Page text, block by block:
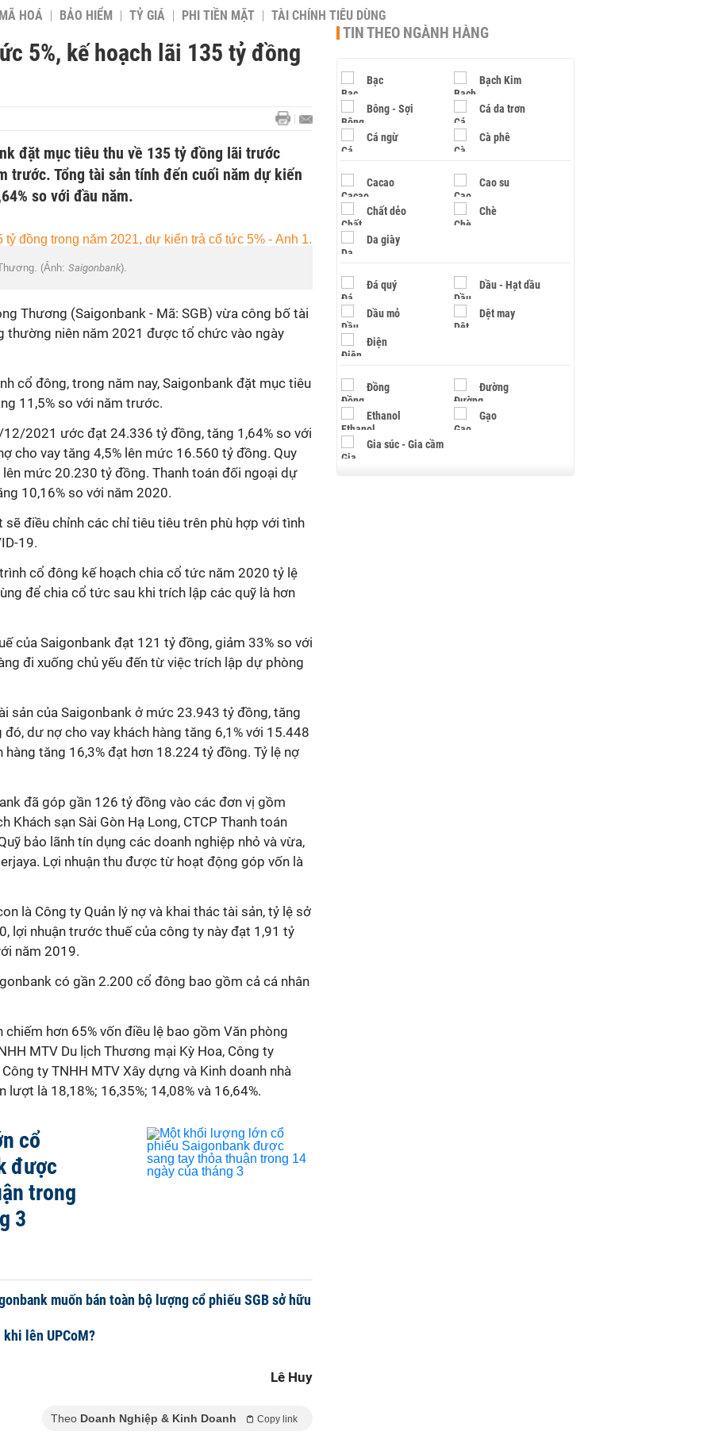
HOÁ BẢO HIỂM TỶ GIÁ PHI TIỀN MẶT TÀI CHÍNH TIÊU DÙNG
5%, kế hoạch lãi 135 tỷ đồng
đặt mục tiêu thu về 135 tỷ đồng lãi trước
trước. Tổng tài sản tính đến cuối năm dự kiến
so với đầu năm.
(Ảnh: Saigonbank).
Thương (Saigonbank - Mã: SGB) vừa công bố tài
thường niên năm 2021 được tổ chức vào ngày
cổ đông, trong năm nay, Saigonbank đặt mục tiêu
11,5% so với năm trước.
2021 ước đạt 24.336 tỷ đồng, tăng 1,64% so với
cho vay tăng 4,5% lên mức 16.560 tỷ đồng. Quy
lên mức 20.230 tỷ đồng. Thanh toán đối ngoại dự
10,16% so với năm 2020.
sẽ điều chỉnh các chỉ tiêu tiêu trên phù hợp với tình
19.
cổ đông kế hoạch chia cổ tức năm 2020 tỷ lệ
để chia cổ tức sau khi trích lập các quỹ là hơn
của Saigonbank đạt 121 tỷ đồng, giảm 33% so với
đi xuống chủ yếu đến từ việc trích lập dự phòng
sản của Saigonbank ở mức 23.943 tỷ đồng, tăng
đó, dư nợ cho vay khách hàng tăng 6,1% với 15.448
tăng 16,3% đạt hơn 18.224 tỷ đồng. Tỷ lệ nợ
đã góp gần 126 tỷ đồng vào các đơn vị gồm
Khách sạn Sài Gòn Hạ Long, CTCP Thanh toán
bảo lãnh tín dụng các doanh nghiệp nhỏ và vừa,
Lợi nhuận thu được từ hoạt động góp vốn là
là Công ty Quản lý nợ và khai thác tài sản, tỷ lệ sở
lợi nhuận trước thuế của công ty này đạt 1,91 tỷ
năm 2019.
có gần 2.200 cổ đông bao gồm cả cá nhân
hơn 65% vốn điều lệ bao gồm Văn phòng
MTV Du lịch Thương mại Kỳ Hoa, Công ty
ty TNHH MTV Xây dựng và Kinh doanh nhà
lượt là 18,18%; 16,35%; 14,08% và 16,64%.
cổ
được
trong
3
muốn bán toàn bộ lượng cổ phiếu SGB sở hữu
lên UPCoM?
Lê Huy
Theo Doanh Nghiệp & Kinh Doanh Copy link
TIN THEO NGÀNH HÀNG
Bạc Bạch Kim
Bông - Sợi Cá da trơn
Cá ngừ Cà phê
Cacao Cao su
Chất dẻo Chè
Da giày
Đá quý Dầu - Hạt dầu
Dầu mỏ Dệt may
Điện
Đồng Đường
Ethanol Gạo
Gia súc - Gia cầm